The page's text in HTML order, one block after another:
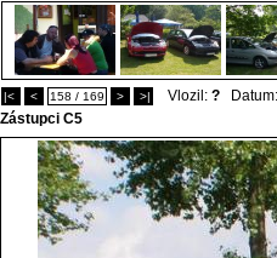
|< < 158 / 169 > >| Vlozil: ? Datum:
Zástupci C5